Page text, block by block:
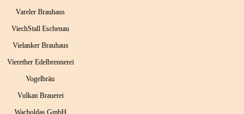
Vareler Brauhaus
ViechStall Eschenau
Vielanker Brauhaus
Vierether Edelbrennerei
Vogelbräu
Vulkan Brauerei
Wacholdas GmbH